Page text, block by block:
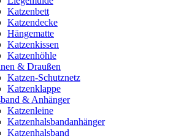
Katzenbett
Katzendecke
Hängematte
Katzenkissen
Katzenhöhle
& Draußen
Katzen-Schutznetz
Katzenklappe
& Anhänger
Katzenleine
Katzenhalsbandanhänger
Katzenhalsband